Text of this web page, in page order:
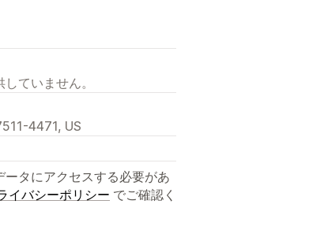
ていません。
4471, US
タにアクセスする必要があ
イバシーポリシー でご確認く